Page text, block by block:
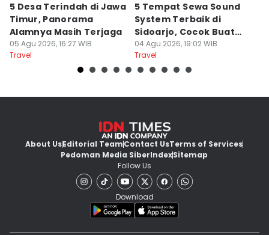
5 Desa Terindah di Jawa
Timur, Panorama
Alamnya Masih Terjaga
05 Agu 2026, 16:27 WIB
Travel
5 Tempat Sewa Sound
System Terbaik di
Sidoarjo, Cocok Buat
Agustusan
04 Agu 2026, 19:02 WIB
Travel
About UsEditorial TeamContact UsTerms of Services
Pedoman Media SiberIndexSitemap
Follow Us
Download